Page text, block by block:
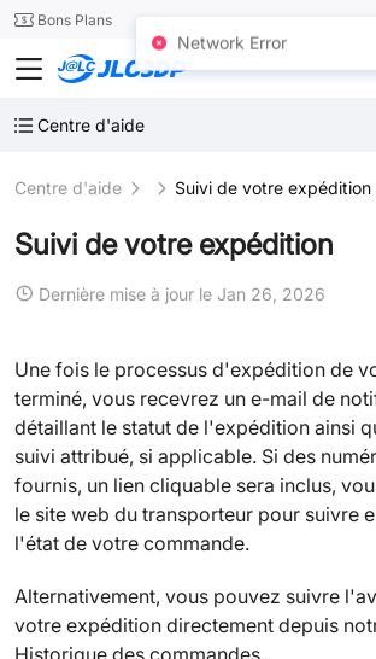
24SMT Bons Plans
Centre d'aide
Centre d'aide Suivi de votre expédition
Suivi de votre expédition
Dernière mise à jour le Jan 26, 2026
Une fois le processus d'expédition de
terminé, vous recevrez un e-mail de
détaillant le statut de l'expédition ainsi
suivi attribué, si applicable. Si des
fournis, un lien cliquable sera inclus,
le site web du transporteur pour suivre
l'état de votre commande.
Alternativement, vous pouvez suivre
votre expédition directement depuis
Historique des commandes.
Network Error